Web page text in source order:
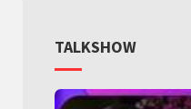
TALKSHOW